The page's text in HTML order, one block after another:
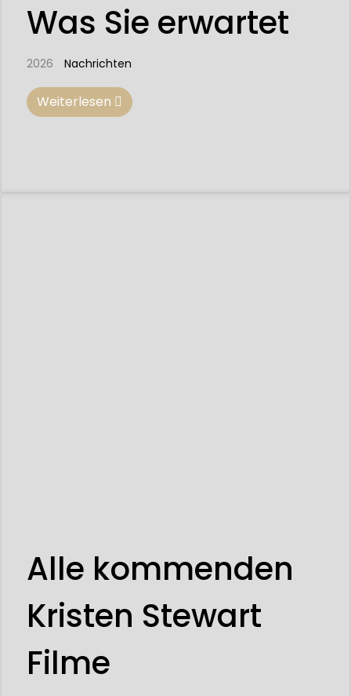
Was Sie erwartet
2026 Nachrichten
Weiterlesen
Alle kommenden
Kristen Stewart
Filme